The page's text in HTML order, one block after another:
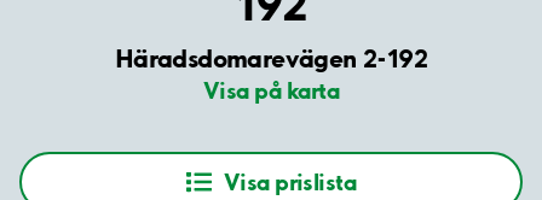
Häradsdomarevägen 2-192
Visa på karta
Visa prislista